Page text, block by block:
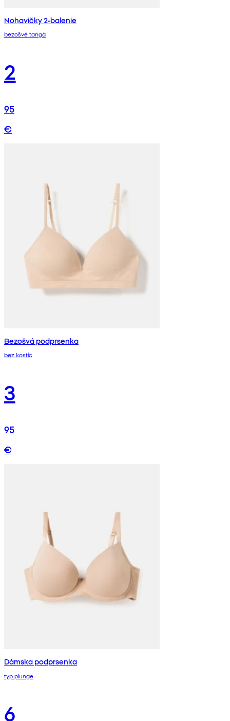
Nohavičky 2-balenie
bezošvé tangá
2
95
€
Bezošvá podprsenka
bez kostíc
3
95
€
Dámska podprsenka
typ plunge
6